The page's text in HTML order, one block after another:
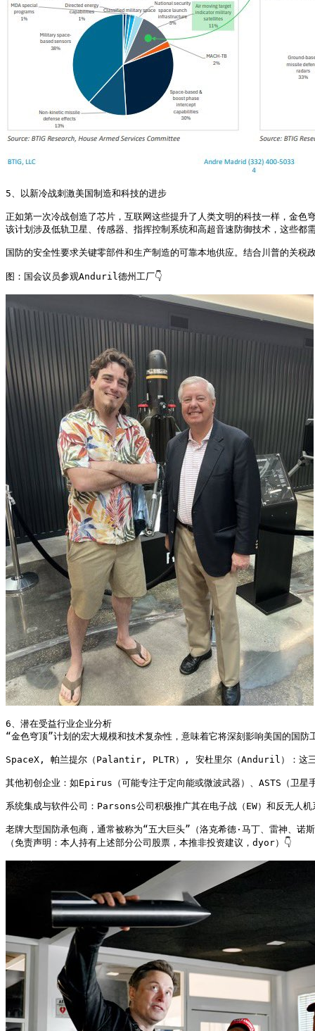
5、以新冷战刺激美国制造和科技的进步
正如第一次冷战创造了芯片，互联网这些提升了人类文明的科技一样，金
该计划涉及低轨卫星、传感器、指挥控制系统和高超音速防御技术，这些
国防的安全性要求关键零部件和生产制造的可靠本地供应。结合川普的关
图：国会议员参观Anduril德州工厂👇
6、潜在受益行业企业分析
“金色穹顶”计划的宏大规模和技术复杂性，意味着它将深刻影响美国的
SpaceX, 帕兰提尔（Palantir, PLTR）, 安杜里尔（Anduril）：这三家
其他初创企业：如Epirus（可能专注于定向能或微波武器）、ASTS（卫
系统集成与软件公司：Parsons公司积极推广其在电子战（EW）和反无人
老牌大型国防承包商，通常被称为“五大巨头”（洛克希德·马丁、雷神、
（免责声明：本人持有上述部分公司股票，本推非投资建议，dyor）👇